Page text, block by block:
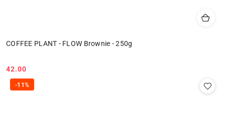
COFFEE PLANT - FLOW Brownie - 250g
Cena:
42.00
-11%